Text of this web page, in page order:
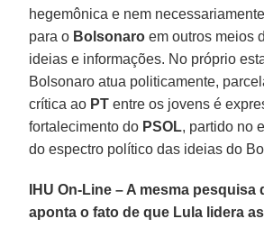
hegemônica e nem
para o Bolsonaro em outros meios
ideias e informações. No próprio
Bolsonaro atua politicamente,
crítica ao PT entre os jovens é
fortalecimento do PSOL, partido no
do espectro político das ideias do
IHU On-Line – A mesma pesquisa
aponta o fato de que Lula lidera